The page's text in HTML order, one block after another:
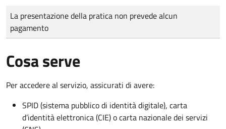
Tipo di pagamento
Importo
La presentazione della pratica non prevede alcun
pagamento
Cosa serve
Per accedere al servizio, assicurati di avere:
SPID (sistema pubblico di identità digitale), carta
d’identità elettronica (CIE) o carta nazionale dei servizi